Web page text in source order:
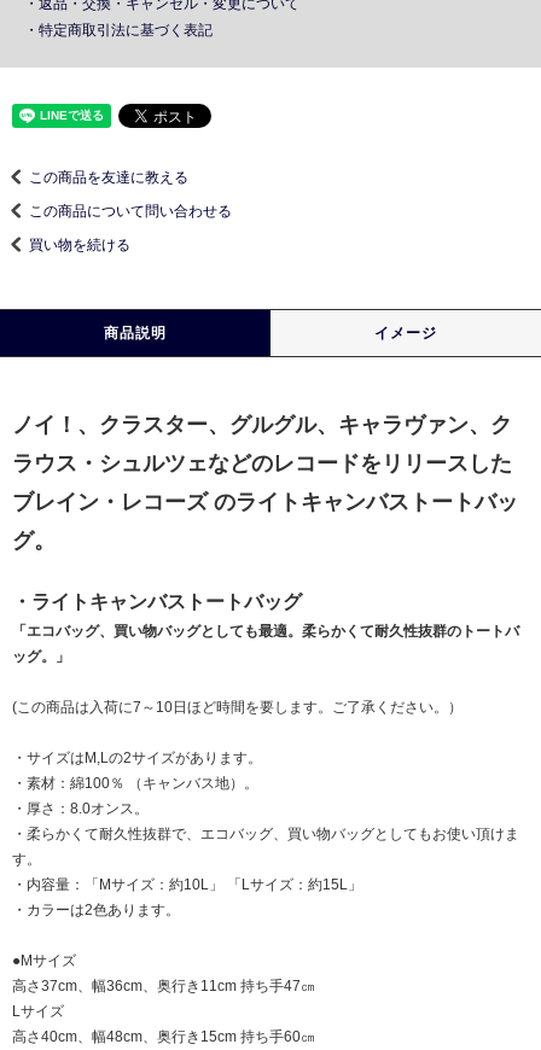
・返品・交換・キャンセル・変更について
・特定商取引法に基づく表記
この商品を友達に教える
この商品について問い合わせる
買い物を続ける
商品説明 イメージ
ノイ！、クラスター、グルグル、キャラヴァン、ク
ラウス・シュルツェなどのレコードをリリースした
ブレイン・レコーズ のライトキャンバストートバッ
グ。
・ライトキャンバストートバッグ
「エコバッグ、買い物バッグとしても最適。柔らかくて耐久性抜群のトートバ
ッグ。」
(この商品は入荷に7～10日ほど時間を要します。ご了承ください。）
・サイズはM,Lの2サイズがあります。
・素材：綿100％ （キャンバス地）。
・厚さ：8.0オンス。
・柔らかくて耐久性抜群で、エコバッグ、買い物バッグとしてもお使い頂けま
す。
・内容量：「Mサイズ：約10L」 「Lサイズ：約15L」
・カラーは2色あります。
●Mサイズ
高さ37cm、幅36cm、奥行き11cm 持ち手47㎝
Lサイズ
高さ40cm、幅48cm、奥行き15cm 持ち手60㎝